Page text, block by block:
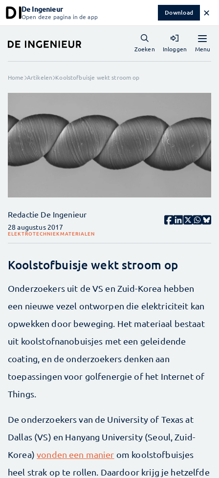
De Ingenieur
Open deze pagina in de app Download ✕
Menu
Zoeken Inloggen
Home Artikelen Koolstofbuisje wekt stroom op
Redactie De Ingenieur
28 augustus 2017
ELEKTROTECHNIEKMATERIALEN
Koolstofbuisje wekt stroom op
Onderzoekers uit de VS en Zuid-Korea hebben
een nieuwe vezel ontworpen die elektriciteit kan
opwekken door beweging. Het materiaal bestaat
uit koolstofnanobuisjes met een geleidende
coating, en de onderzoekers denken aan
toepassingen voor golfenergie of het Internet of
Things.
De onderzoekers van de University of Texas at
Dallas (VS) en Hanyang University (Seoul, Zuid-
Korea)vonden een manier om koolstofbuisjes
heel strak op te rollen. Daardoor krijg je hetzelfde